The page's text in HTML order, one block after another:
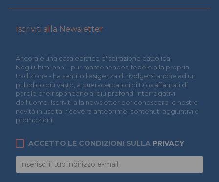
Iscriviti alla Newsletter
Àncora è una casa editrice d'ispirazione cattolica.
Negli ultimi anni - pur mantenendosi fedele alla propria
tradizione - ha sentito l'esigenza di rivolgersi anche ad un
pubblico più vasto, a quei «cercatori di Dio» affamati di
parole che rispondano ai più profondi interrogativi
dell'uomo. Iscriviti alla newsletter per conoscere le nostre
novità in uscita, ricevere anteprime, contenuti aggiuntivi e
promozioni.
ACCETTO LE CONDIZIONI SULLA PRIVACY